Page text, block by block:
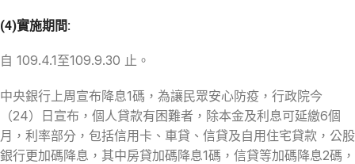
(4)實施期間:
自 109.4.1至109.9.30 止。
中央銀行上周宣布降息1碼，為讓民眾安心防疫，行政院今
（24）日宣布，個人貸款有困難者，除本金及利息可延繳6個
月，利率部分，包括信用卡、車貸、信貸及自用住宅貸款，公股
銀行更加碼降息，其中房貸加碼降息1碼，信貸等加碼降息2碼，